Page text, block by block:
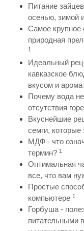
Питание
осенью, зимой
Самое крупное
природная
1
Идеальный
кавказское
вкусом и
Почему вода
отсутствия
Вкуснейшие
семги, которые
МДФ - что
термин? 1
Оптимальная
все, что вам
Простые
компьютере 1
Горбуша -
питательными